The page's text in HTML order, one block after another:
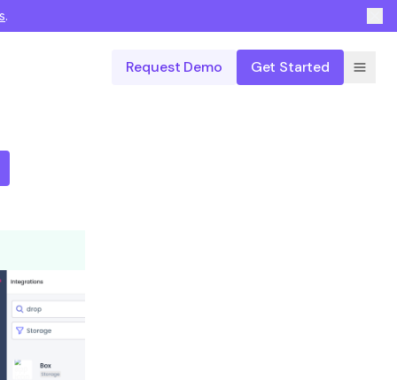
.
Request Demo Get Started